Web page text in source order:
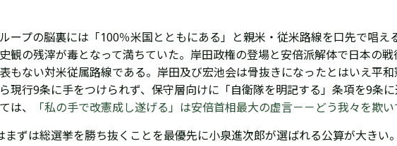
ープの脳裏には「100％米国とともにある」と親米・従米路線を口先で唱え
観の残滓が毒となって満ちていた。岸田政権の登場と安倍派解体で日本の
もない対米従属路線である。岸田及び宏池会は骨抜きになったとはいえ平
現行9条に手をつけられず、 保守層向けに「自衛隊を明記する」条項を9条
は、
「私の手で改憲成し遂げる」は安倍首相最大の虚言－－どう我々を欺
まずは総選挙を勝ち抜くことを最優先に小泉進次郎が選ばれる公算が大きい